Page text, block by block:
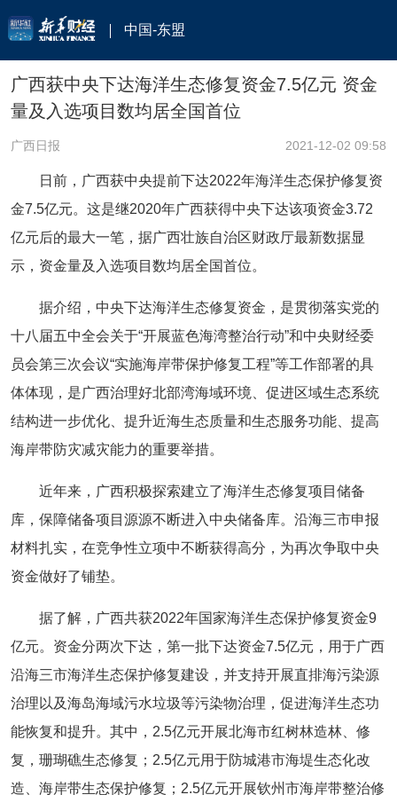
中国-东盟
广西获中央下达海洋生态修复资金7.5亿元 资金
量及入选项目数均居全国首位
广西日报 2021-12-02 09:58
日前，广西获中央提前下达2022年海洋生态保护修复资
金7.5亿元。这是继2020年广西获得中央下达该项资金3.72
亿元后的最大一笔，据广西壮族自治区财政厅最新数据显
示，资金量及入选项目数均居全国首位。
据介绍，中央下达海洋生态修复资金，是贯彻落实党的
十八届五中全会关于“开展蓝色海湾整治行动”和中央财经委
员会第三次会议“实施海岸带保护修复工程”等工作部署的具
体体现，是广西治理好北部湾海域环境、促进区域生态系统
结构进一步优化、提升近海生态质量和生态服务功能、提高
海岸带防灾减灾能力的重要举措。
近年来，广西积极探索建立了海洋生态修复项目储备
库，保障储备项目源源不断进入中央储备库。沿海三市申报
材料扎实，在竞争性立项中不断获得高分，为再次争取中央
资金做好了铺垫。
据了解，广西共获2022年国家海洋生态保护修复资金9
亿元。资金分两次下达，第一批下达资金7.5亿元，用于广西
沿海三市海洋生态保护修复建设，并支持开展直排海污染源
治理以及海岛海域污水垃圾等污染物治理，促进海洋生态功
能恢复和提升。其中，2.5亿元开展北海市红树林造林、修
复，珊瑚礁生态修复；2.5亿元用于防城港市海堤生态化改
造、海岸带生态保护修复；2.5亿元开展钦州市海岸带整治修